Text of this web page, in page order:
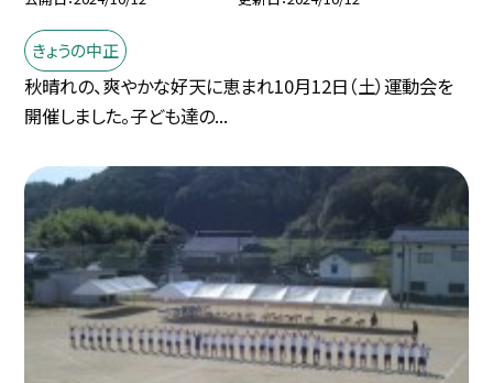
きょうの中正
秋晴れの、爽やかな好天に恵まれ10月12日（土）運動会を
開催しました。子ども達の...